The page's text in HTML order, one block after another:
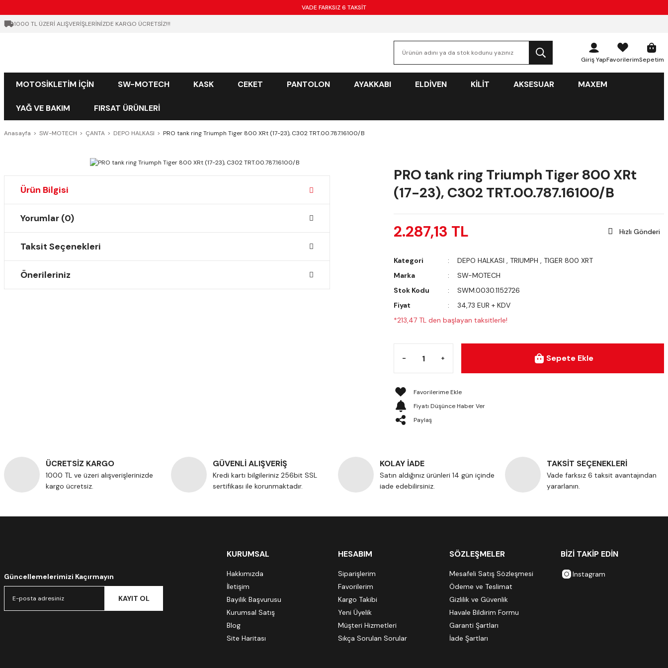
VADE FARKSIZ 6 TAKSİT
1000 TL ÜZERİ ALIŞVERİŞLERİNİZDE KARGO ÜCRETSİZ!!!
Giriş YapFavorilerimSepetim
MOTOSİKLETİM İÇİN SW-MOTECH KASK CEKET PANTOLON AYAKKABI ELDİVEN KİLİT AKSESUAR MAXEM
YAĞ VE BAKIM FIRSAT ÜRÜNLERİ
Anasayfa SW-MOTECH ÇANTA DEPO HALKASI PRO tank ring Triumph Tiger 800 XRt (17-23), C302 TRT.00.787.16100/B
Ürün Bilgisi
Yorumlar (0)
Taksit Seçenekleri
Önerileriniz
PRO tank ring Triumph Tiger 800 XRt
(17-23), C302 TRT.00.787.16100/B
2.287,13 TL Hızlı Gönderi
Kategori DEPO HALKASI , TRIUMPH , TIGER 800 XRT
Marka
SW-MOTECH
Stok Kodu
SWM.0030.1152726
Fiyat
34,73 EUR + KDV
*213,47 TL den başlayan taksitlerle!
Sepete Ekle
Fiyatı Düşünce Haber Ver
Paylaş
ÜCRETSİZ KARGO
1000 TL ve üzeri alışverişlerinizde
kargo ücretsiz.
GÜVENLİ ALIŞVERİŞ
Kredi kartı bilgileriniz 256bit SSL
sertifikası ile korunmaktadır.
KOLAY İADE
Satın aldığınız ürünleri 14 gün içinde
iade edebilirsiniz.
TAKSİT SEÇENEKLERİ
Vade farksız 6 taksit avantajından
yararlanın.
Güncellemelerimizi Kaçırmayın
KAYIT OL
KURUMSAL
Hakkımızda
İletişim
Bayilik Başvurusu
Kurumsal Satış
Blog
Site Haritası
HESABIM
Siparişlerim
Favorilerim
Kargo Takibi
Yeni Üyelik
Müşteri Hizmetleri
Sıkça Sorulan Sorular
SÖZLEŞMELER
Mesafeli Satış Sözleşmesi
Ödeme ve Teslimat
Gizlilik ve Güvenlik
Havale Bildirim Formu
Garanti Şartları
İade Şartları
BİZİ TAKİP EDİN
Instagram